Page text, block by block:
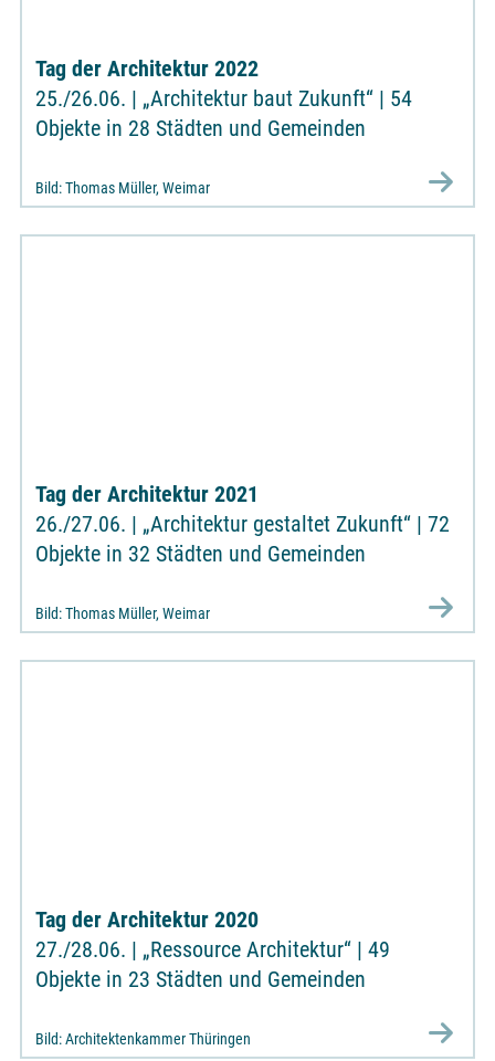
Tag der Architektur 2022
25./26.06. | „Architektur baut Zukunft“ | 54
Objekte in 28 Städten und Gemeinden
Bild: Thomas Müller, Weimar
Tag der Architektur 2021
26./27.06. | „Architektur gestaltet Zukunft“ | 72
Objekte in 32 Städten und Gemeinden
Bild: Thomas Müller, Weimar
Tag der Architektur 2020
27./28.06. | „Ressource Architektur“ | 49
Objekte in 23 Städten und Gemeinden
Bild: Architektenkammer Thüringen